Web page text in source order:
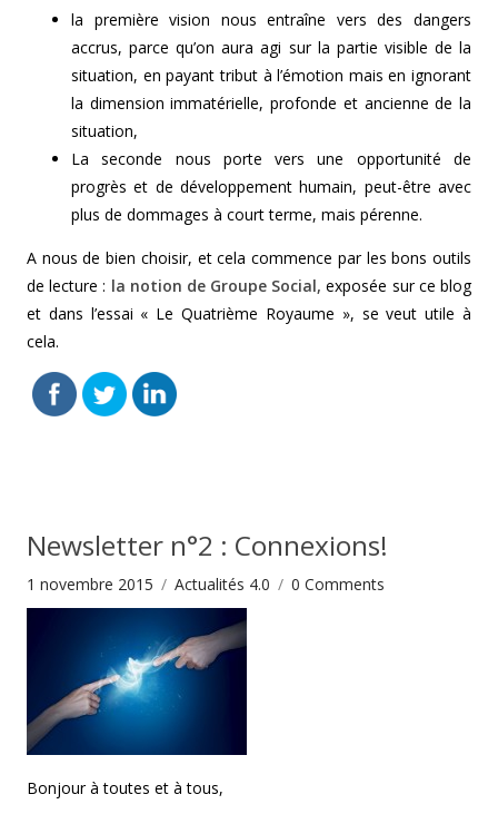
la première vision nous entraîne vers des dangers
accrus, parce qu’on aura agi sur la partie visible de la
situation, en payant tribut à l’émotion mais en ignorant
la dimension immatérielle, profonde et ancienne de la
situation,
La seconde nous porte vers une opportunité de
progrès et de développement humain, peut-être avec
plus de dommages à court terme, mais pérenne.
A nous de bien choisir, et cela commence par les bons outils
de lecture : la notion de Groupe Social, exposée sur ce blog
et dans l’essai « Le Quatrième Royaume », se veut utile à
cela.
Newsletter n°2 : Connexions!
1 novembre 2015 Actualités 4.0 0 Comments
Bonjour à toutes et à tous,